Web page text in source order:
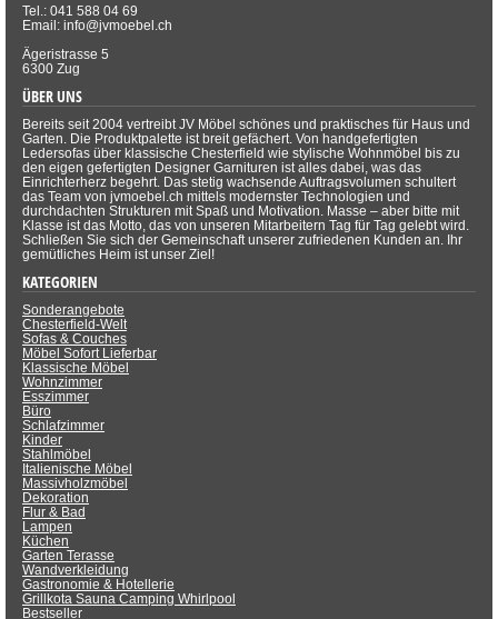
Tel.: 041 588 04 69
Email: info@jvmoebel.ch
Ägeristrasse 5
6300 Zug
ÜBER UNS
Bereits seit 2004 vertreibt JV Möbel schönes und praktisches für Haus und
Garten. Die Produktpalette ist breit gefächert. Von handgefertigten
Ledersofas über klassische Chesterfield wie stylische Wohnmöbel bis zu
den eigen gefertigten Designer Garnituren ist alles dabei, was das
Einrichterherz begehrt. Das stetig wachsende Auftragsvolumen schultert
das Team von jvmoebel.ch mittels modernster Technologien und
durchdachten Strukturen mit Spaß und Motivation. Masse – aber bitte mit
Klasse ist das Motto, das von unseren Mitarbeitern Tag für Tag gelebt wird.
Schließen Sie sich der Gemeinschaft unserer zufriedenen Kunden an. Ihr
gemütliches Heim ist unser Ziel!
KATEGORIEN
Sonderangebote
Chesterfield-Welt
Sofas & Couches
Möbel Sofort Lieferbar
Klassische Möbel
Wohnzimmer
Esszimmer
Büro
Schlafzimmer
Kinder
Stahlmöbel
Italienische Möbel
Massivholzmöbel
Dekoration
Flur & Bad
Lampen
Küchen
Garten Terasse
Wandverkleidung
Gastronomie & Hotellerie
Grillkota Sauna Camping Whirlpool
Bestseller